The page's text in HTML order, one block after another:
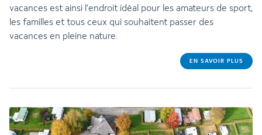
vacances est ainsi l’endroit idéal pour les amateurs de sport,
les familles et tous ceux qui souhaitent passer des
vacances en pleine nature.
EN SAVOIR PLUS